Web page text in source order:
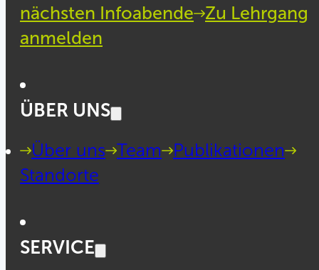
nächsten Infoabende Zu Lehrgang
anmelden
ÜBER UNS
Über uns Team
Publikationen
Standorte
SERVICE